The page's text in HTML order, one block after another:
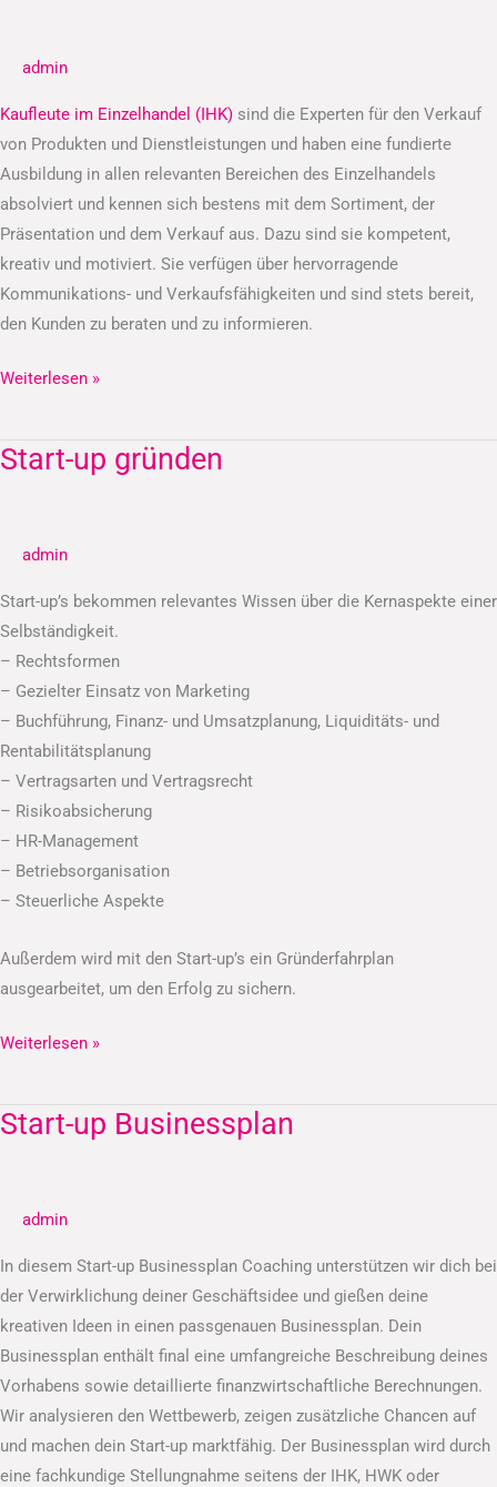
admin
Kaufleute im Einzelhandel (IHK) sind die Experten für den Verkauf
von Produkten und Dienstleistungen und haben eine fundierte
Ausbildung in allen relevanten Bereichen des Einzelhandels
absolviert und kennen sich bestens mit dem Sortiment, der
Präsentation und dem Verkauf aus. Dazu sind sie kompetent,
kreativ und motiviert. Sie verfügen über hervorragende
Kommunikations- und Verkaufsfähigkeiten und sind stets bereit,
den Kunden zu beraten und zu informieren.
(IHK)
Weiterlesen »
Start-up gründen
admin
Start-up’s bekommen relevantes Wissen über die Kernaspekte einer
Selbständigkeit.
– Rechtsformen
– Gezielter Einsatz von Marketing
– Buchführung, Finanz- und Umsatzplanung, Liquiditäts- und
Rentabilitätsplanung
– Vertragsarten und Vertragsrecht
– Risikoabsicherung
– HR-Management
– Betriebsorganisation
– Steuerliche Aspekte
Außerdem wird mit den Start-up’s ein Gründerfahrplan
ausgearbeitet, um den Erfolg zu sichern.
Start-
Weiterlesen »
Start-up Businessplan
admin
In diesem Start-up Businessplan Coaching unterstützen wir dich bei
der Verwirklichung deiner Geschäftsidee und gießen deine
kreativen Ideen in einen passgenauen Businessplan. Dein
Businessplan enthält final eine umfangreiche Beschreibung deines
Vorhabens sowie detaillierte finanzwirtschaftliche Berechnungen.
Wir analysieren den Wettbewerb, zeigen zusätzliche Chancen auf
und machen dein Start-up marktfähig. Der Businessplan wird durch
eine fachkundige Stellungnahme seitens der IHK, HWK oder
Start-